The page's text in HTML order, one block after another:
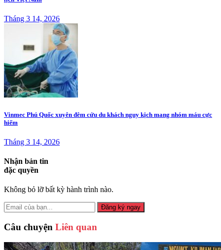
Tháng 3 14, 2026
Vinmec Phú Quốc xuyên đêm cứu du khách nguy kịch mang nhóm máu cực
hiếm
Tháng 3 14, 2026
Nhận bản tin
đặc quyền
Không bỏ lỡ bất kỳ hành trình nào.
Đăng ký ngay
Câu chuyện Liên quan